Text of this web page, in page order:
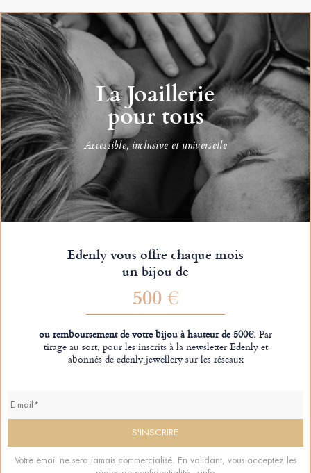
La Joaillerie
pour tous
Accessible, inclusive et universelle
Edenly vous offre chaque mois
un bijou de
500 €
ou remboursement de votre bijou à hauteur de 500€.Par
tirage au sort, pour les inscrits à la newsletter Edenly et
abonnés de edenly.jewellery sur les réseaux
Votre email ne sera jamais commercialisé. En validant, vous acceptez les